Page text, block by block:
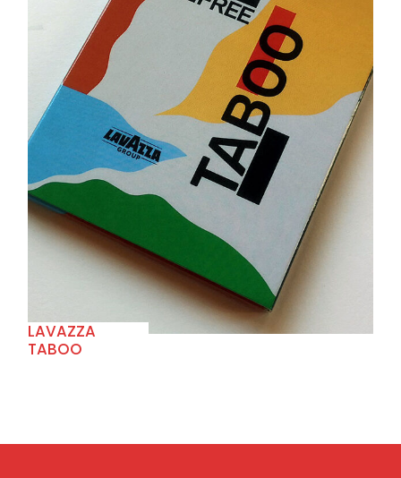
+
LAVAZZA
TABOO